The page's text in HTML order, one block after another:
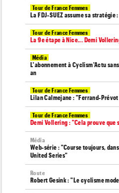
Tour de France Femmes
La FDJ-SUEZ assume sa
Tour de France Femmes
La 9e étape à Nice... Demi
Média
L'abonnement à Cyclism'Actu
an
Tour de France Femmes
Lilan Calmejane : "Ferrand-
Tour de France Femmes
Demi Vollering : "Cela prouve que
Média
Web-série : "Course toujours,
United Series"
Route
Robert Gesink : "Le cyclisme